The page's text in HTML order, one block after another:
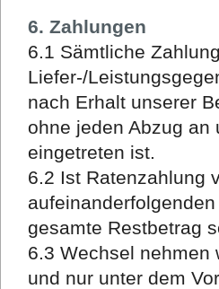
6. Zahlungen
6.1 Sämtliche
Liefer-/
nach Erhalt unserer
ohne jeden Abzug an
eingetreten ist.
6.2 Ist Ratenzahlung
gesamte Restbetrag
6.3 Wechsel nehmen
und nur unter dem